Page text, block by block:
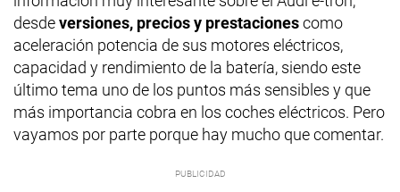
desdeversiones, precios y prestacionescomo
aceleración potencia de sus motores eléctricos,
capacidad y rendimiento de la batería, siendo este
último tema uno de los puntos más sensibles y que
más importancia cobra en los coches eléctricos. Pero
vayamos por parte porque hay mucho que comentar.